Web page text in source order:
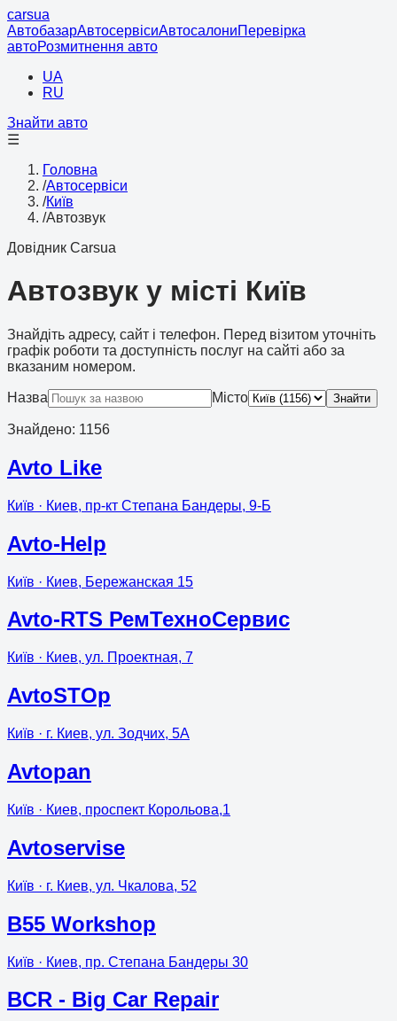
carsua
АвтобазарАвтосервісиАвтосалониПеревірка
автоРозмитнення авто
UA
RU
Знайти авто
☰
Головна
/Автосервіси
/Київ
/Автозвук
Довідник Carsua
Автозвук у місті Київ
Знайдіть адресу, сайт і телефон. Перед візитом уточніть
графік роботи та доступність послуг на сайті або за
вказаним номером.
Назва Місто Знайти
Знайдено: 1156
Avto Like
Київ · Киев, пр-кт Степана Бандеры, 9-Б
Avto-Help
Київ · Киев, Бережанская 15
Avto-RTS РемТехноСервис
Київ · Киев, ул. Проектная, 7
AvtoSTOp
Київ · г. Киев, ул. Зодчих, 5А
Avtopan
Київ · Киев, проспект Корольова,1
Avtoservise
Київ · г. Киев, ул. Чкалова, 52
B55 Workshop
Київ · Киев, пр. Степана Бандеры 30
BCR - Big Car Repair